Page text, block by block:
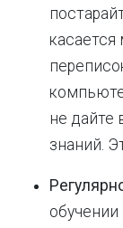
не дайте
знаний.